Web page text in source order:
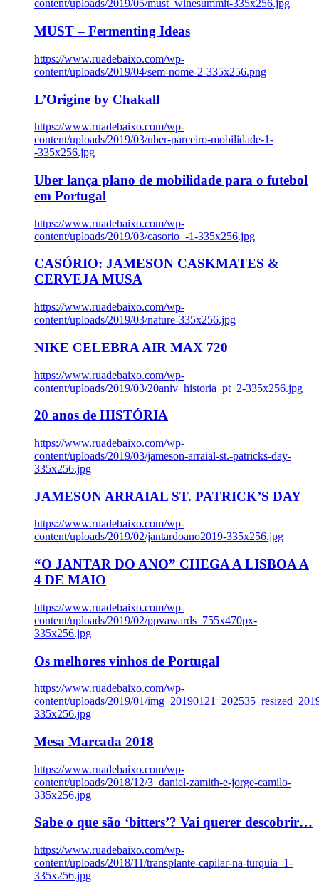
content/uploads/2019/05/must_winesummit-335x256.jpg
MUST – Fermenting Ideas
https://www.ruadebaixo.com/wp-
content/uploads/2019/04/sem-nome-2-335x256.png
L’Origine by Chakall
https://www.ruadebaixo.com/wp-
content/uploads/2019/03/uber-parceiro-mobilidade-1-
-335x256.jpg
Uber lança plano de mobilidade para o futebol
em Portugal
https://www.ruadebaixo.com/wp-
content/uploads/2019/03/casorio_-1-335x256.jpg
CASÓRIO: JAMESON CASKMATES &
CERVEJA MUSA
https://www.ruadebaixo.com/wp-
content/uploads/2019/03/nature-335x256.jpg
NIKE CELEBRA AIR MAX 720
https://www.ruadebaixo.com/wp-
content/uploads/2019/03/20aniv_historia_pt_2-335x256.jpg
20 anos de HISTÓRIA
https://www.ruadebaixo.com/wp-
content/uploads/2019/03/jameson-arraial-st.-patricks-day-
335x256.jpg
JAMESON ARRAIAL ST. PATRICK’S DAY
https://www.ruadebaixo.com/wp-
content/uploads/2019/02/jantardoano2019-335x256.jpg
“O JANTAR DO ANO” CHEGA A LISBOA A
4 DE MAIO
https://www.ruadebaixo.com/wp-
content/uploads/2019/02/ppvawards_755x470px-
335x256.jpg
Os melhores vinhos de Portugal
https://www.ruadebaixo.com/wp-
content/uploads/2019/01/
335x256.jpg
Mesa Marcada 2018
https://www.ruadebaixo.com/wp-
content/uploads/2018/12/3_daniel-zamith-e-jorge-camilo-
335x256.jpg
Sabe o que são ‘bitters’? Vai querer descobrir…
https://www.ruadebaixo.com/wp-
content/uploads/2018/11/transplante-capilar-na-turquia_1-
335x256.jpg